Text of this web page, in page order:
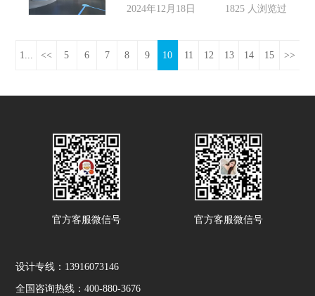
2024年12月18日
1825 人浏览过
1... << 5 6 7 8 9 10 11 12 13 14 15 >>
官方客服微信号 官方客服微信号
设计专线：13916073146
全国咨询热线：400-880-3676